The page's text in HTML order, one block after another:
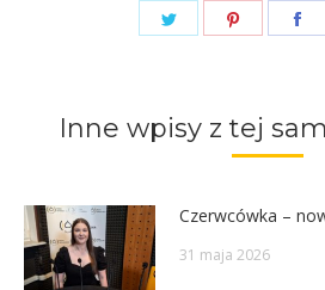
Share
Share
Inne wpisy z tej
Czerwcówka –
31 maja 2026